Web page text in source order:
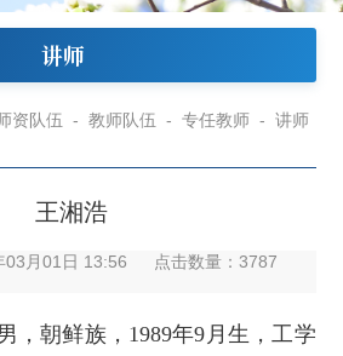
讲师
资队伍 -教师队伍 -专任教师 -讲师
王湘浩
03月01日 13:56 点击数量： 3787
，朝鲜族，1989年9月生，工学